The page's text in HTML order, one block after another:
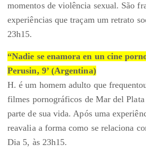
momentos de violência sexual. São
experiências que traçam um retrato
23h15.
“Nadie se enamora en un cine
Perusin, 9’ (Argentina)
H. é um homem adulto que
filmes pornográficos de Mar del
parte de sua vida. Após uma
reavalia a forma como se relaciona
Dia 5, às 23h15.